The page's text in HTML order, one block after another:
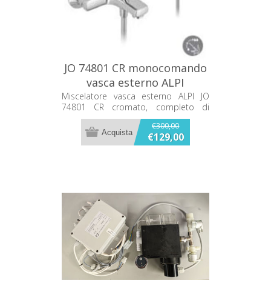
JO 74801 CR monocomando
vasca esterno ALPI
Miscelatore vasca esterno ALPI JO
74801 CR cromato, completo di
doccetta e supporto, ideale per
bagno e sostituzione rubinetteria.
€300,00
€129,00